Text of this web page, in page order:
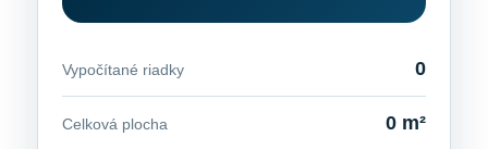
Vypočítané riadky 0
Celková plocha 0 m²